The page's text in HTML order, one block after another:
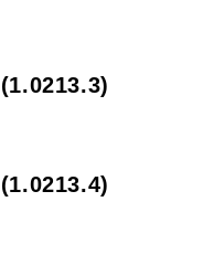
1.0213.3
1.0213.4